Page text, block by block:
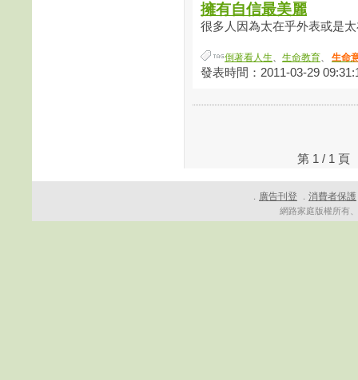
擁有自信最美麗
很多人因為太在乎外表或是
倒著看人生、 生命教育、 生命
發表時間：2011-03-29
第 1 / 1
． 廣告刊登 ． 消費者保護
網路家庭版權所有